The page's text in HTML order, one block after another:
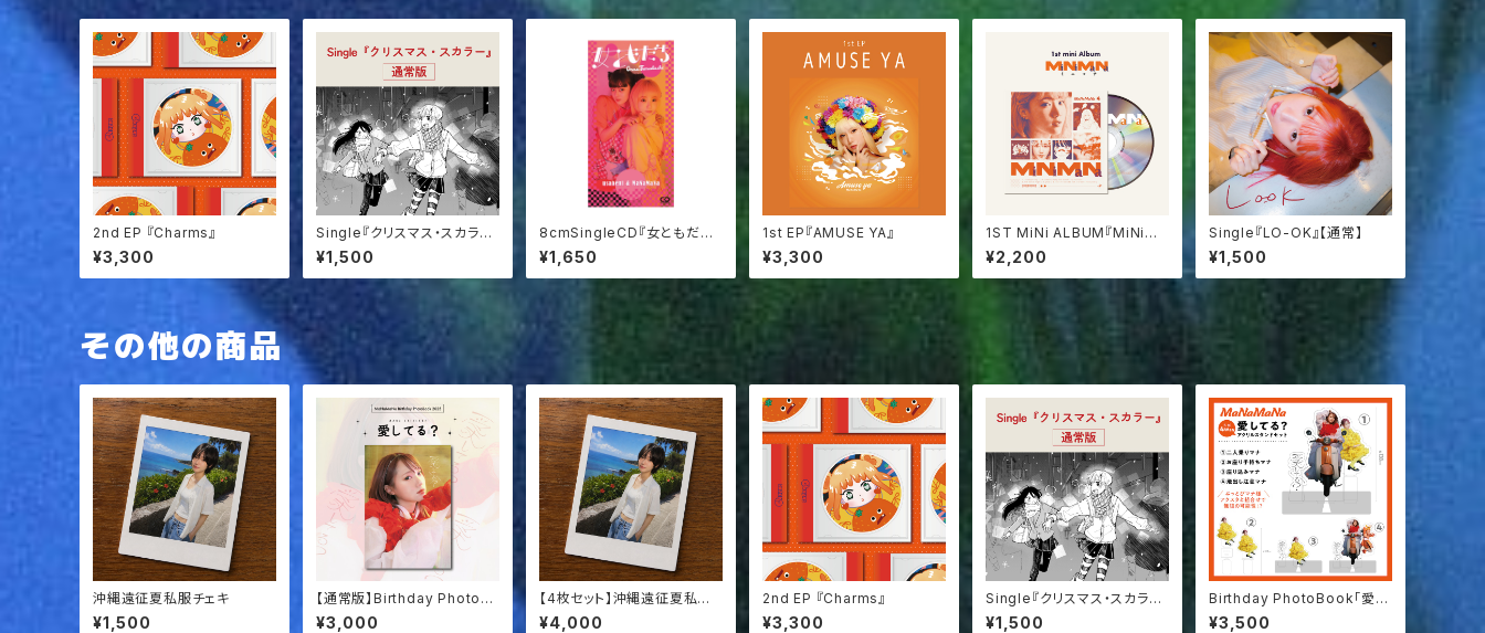
2nd EP 『Charms』
¥3,300
Single『クリスマス・スカラ
ー』通常版
¥1,500
8cmSingleCD『女ともだち』
MaNaMaNa&usabeni
¥1,650
1st EP『AMUSE YA』
¥3,300
1ST MiNi ALBUM『MiNiMa
Na』
¥2,200
Single『LO-OK』【通常】
¥1,500
その他の商品
沖縄遠征夏私服チェキ
¥1,500
【通常版】Birthday PhotoB
ook「愛してる？」
¥3,000
【4枚セット】沖縄遠征夏私服
チェキ
¥4,000
2nd EP 『Charms』
¥3,300
Single『クリスマス・スカラ
ー』通常版
¥1,500
Birthday PhotoBook「愛し
てる？」アクリルスタンドセット
¥3,500